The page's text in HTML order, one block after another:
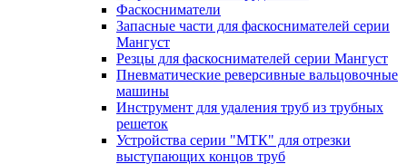
Фаскосниматели
Запасные части для фаскоснимателей серии
Мангуст
Резцы для фаскоснимателей серии Мангуст
Пневматические реверсивные вальцовочные
машины
Инструмент для удаления труб из трубных
решеток
Устройства серии "МТК" для отрезки
выступающих концов труб